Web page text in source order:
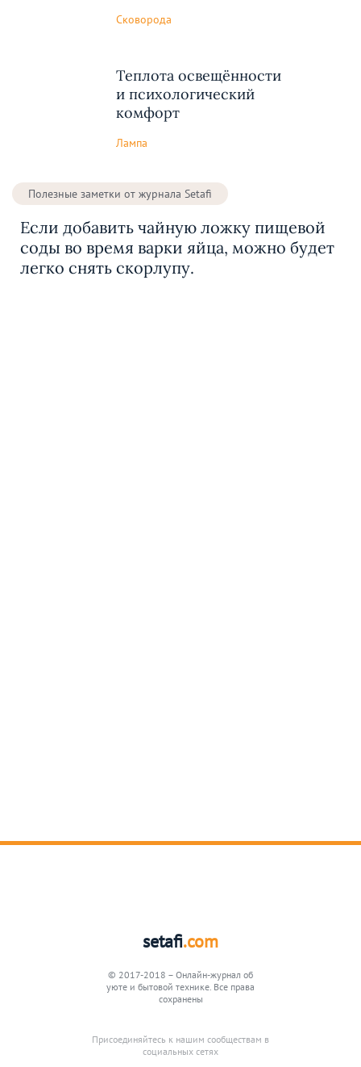
Сковорода
Теплота освещённости
и психологический
комфорт
Лампа
Полезные заметки от журнала Setafi
setafi.com
© 2017-2018 – Онлайн-журнал об
уюте и бытовой технике. Все права
сохранены
Присоединяйтесь к нашим сообществам в
социальных сетях